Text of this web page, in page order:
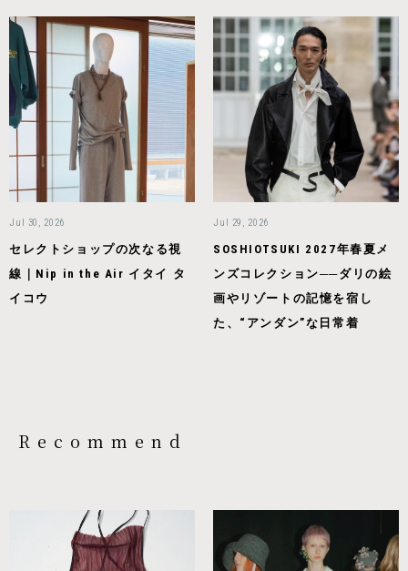
Jul 30, 2026
セレクトショップの次なる視
線｜Nip in the Air イタイ タ
イコウ
Jul 29, 2026
SOSHIOTSUKI 2027年春夏メ
ンズコレクション──ダリの絵
画やリゾートの記憶を宿し
た、“アンダン”な日常着
Recommend